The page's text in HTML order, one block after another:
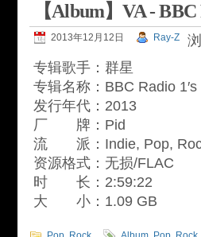
【Album】VA -
2013年12月12日 Ray-Z
专辑歌手：群星
专辑名称：BBC Radio
发行年代：2013
厂 牌：Pid
流 派：Indie, Pop,
资源格式：无损/FLAC
时 长：2:59:22
大 小：1.09 GB